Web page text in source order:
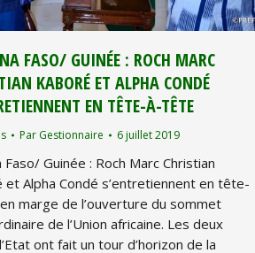
FASO/ GUINÉE : ROCH MARC
KABORÉ ET ALPHA CONDÉ
EN TÊTE-À-TÊTE
Par Gestionnaire 6 juillet 2019
Faso/ Guinée : Roch Marc Christian
et Alpha Condé s’entretiennent en tête-
marge de l’ouverture du sommet
de l’Union africaine. Les deux
ont fait un tour d’horizon de la